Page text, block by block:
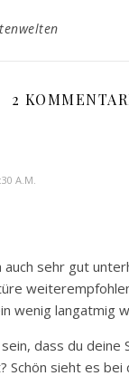
2
A.M.
auch sehr gut
wenig langatmig
dass du deine
Schön sieht es bei